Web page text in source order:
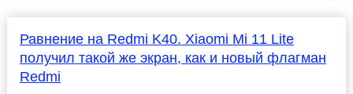
Равнение на Redmi K40. Xiaomi Mi 11 Lite
получил такой же экран, как и новый флагман
Redmi